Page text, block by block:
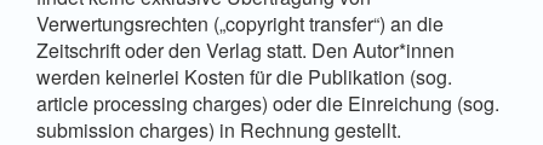
Verwertungsrechten („copyright transfer“) an die
Zeitschrift oder den Verlag statt. Den Autor*innen
werden keinerlei Kosten für die Publikation (sog.
article processing charges) oder die Einreichung (sog.
submission charges) in Rechnung gestellt.